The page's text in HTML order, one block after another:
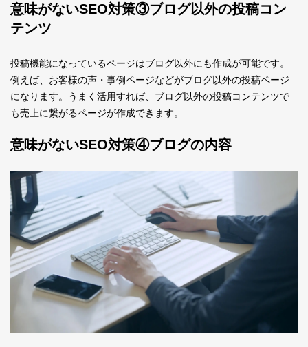
意味がないSEO対策③ブログ以外の投稿コン
テンツ
投稿機能になっているページはブログ以外にも作成が可能です。
例えば、お客様の声・事例ページなどがブログ以外の投稿ページ
になります。うまく活用すれば、ブログ以外の投稿コンテンツで
も売上に繋がるページが作成できます。
意味がないSEO対策④ブログの内容